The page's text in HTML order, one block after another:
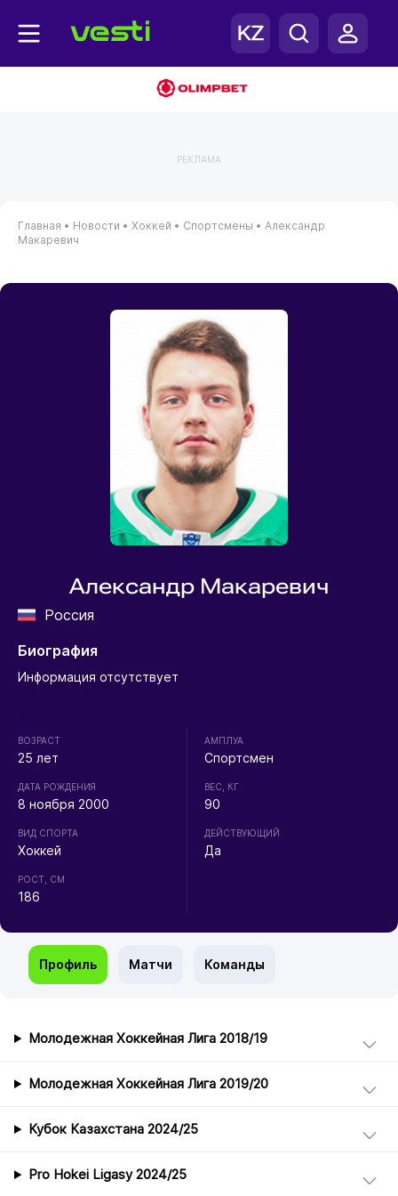
РЕКЛАМА
Главная • Новости • Хоккей • Спортсмены • Александр
Макаревич
Александр Макаревич
Россия
Биография
Информация отсутствует
ВОЗРАСТ
25 лет
ДАТА РОЖДЕНИЯ
8 ноября 2000
ВИД СПОРТА
Хоккей
РОСТ, СМ
186
АМПЛУА
Спортсмен
ВЕС, КГ
90
ДЕЙСТВУЮЩИЙ
Да
Профиль Матчи Команды
Молодежная Хоккейная Лига 2018/19
Молодежная Хоккейная Лига 2019/20
Кубок Казахстана 2024/25
Pro Hokei Ligasy 2024/25